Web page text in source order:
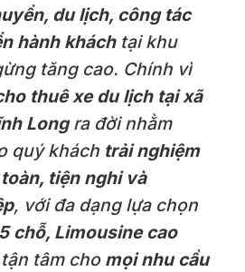
du lịch, công tác
hành kháchtại khu
tăng cao. Chính vì
thuê xe du lịch tại xã
Longra đời nhằm
quý khách trải nghiệm
tiện nghi và
, với đa dạng lựa chọn
chỗ, Limousine cao
tâm cho mọi nhu cầu